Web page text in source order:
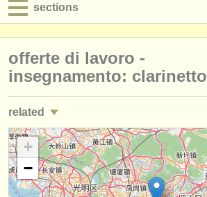
sections
jobs - spettacolo
jobs - insegnamento
jobs - amministrazione
degree courses
corsi
offerte di lavoro -
insegnamento: clarinetto
related
jobs - spettacolo: clarinetto (18)
corsi/ masterclass clarinetto (13)
+
−